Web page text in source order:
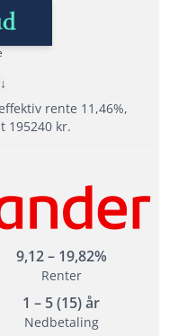
rente 11,46%,
195240 kr.
9,12 – 19,82%
Renter
1 – 5 (15) år
Nedbetaling